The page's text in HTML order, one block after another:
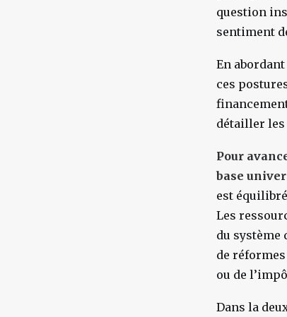
question
sentiment
En
ces
détailler les
Pour
base
est
Les
du
de
ou de
Dans la